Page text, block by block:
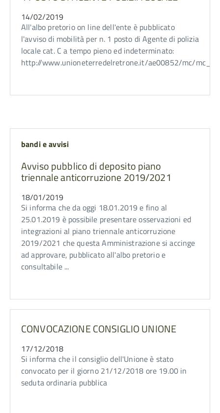
14/02/2019
All'albo pretorio on line dell'ente è pubblicato
l'avviso di mobilità per n. 1 posto di Agente di polizia
locale cat. C a tempo pieno ed indeterminato:
http://www.unioneterredelretrone.it/ae00852/mc/
bandi e avvisi
Avviso pubblico di deposito piano
triennale anticorruzione 2019/2021
18/01/2019
Si informa che da oggi 18.01.2019 e fino al
25.01.2019 è possibile presentare osservazioni ed
integrazioni al piano triennale anticorruzione
2019/2021 che questa Amministrazione si accinge
ad approvare, pubblicato all'albo pretorio e
consultabile ...
CONVOCAZIONE CONSIGLIO UNIONE
17/12/2018
Si informa che il consiglio dell'Unione è stato
convocato per il giorno 21/12/2018 ore 19.00 in
seduta ordinaria pubblica